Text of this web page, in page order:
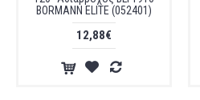
BORMANN ELITE (052401)
12,88€